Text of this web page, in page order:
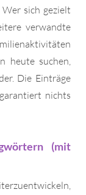
sich gezielt
verwandte
heute suchen,
Die Einträge
nichts
(mit